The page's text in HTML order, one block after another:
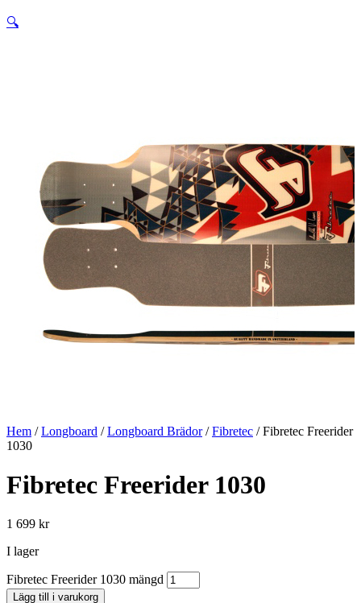
🔍
Hem /Longboard /Longboard Brädor/Fibretec / Fibretec Freerider
1030
Fibretec Freerider 1030
1 699 kr
I lager
Fibretec Freerider 1030 mängd
Lägg till i varukorg